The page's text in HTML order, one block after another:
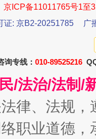
京ICP备11011765号1至
证: 京B2-20251785
广
询专线： 010-89525216
/法治/法制/
律、法规
职业道德